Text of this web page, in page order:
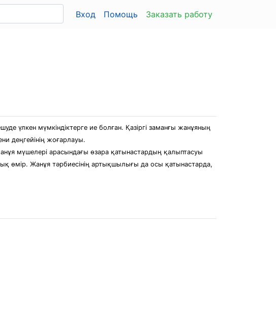
Вход Помощь Заказать работу
үлкен мүмкіндіктерге ие болған. Қазіргі заманғы жанұяның
деңгейінің жоғарлауы.
мүшелері арасындағы өзара қатынастардың қалыптасуы
өмір. Жанұя тәрбиесінің артықшылығы да осы қатынастарда,